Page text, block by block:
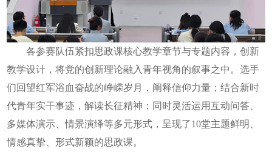
各参赛队伍紧扣思政课核心教学章节与专题内容，创新
教学设计，将党的创新理论融入青年视角的叙事之中。选手
们回望红军浴血奋战的峥嵘岁月，阐释信仰力量；结合新时
代青年实干事迹，解读长征精神；同时灵活运用互动问答、
多媒体演示、情景演绎等多元形式，呈现了10堂主题鲜明、
情感真挚、形式新颖的思政课。